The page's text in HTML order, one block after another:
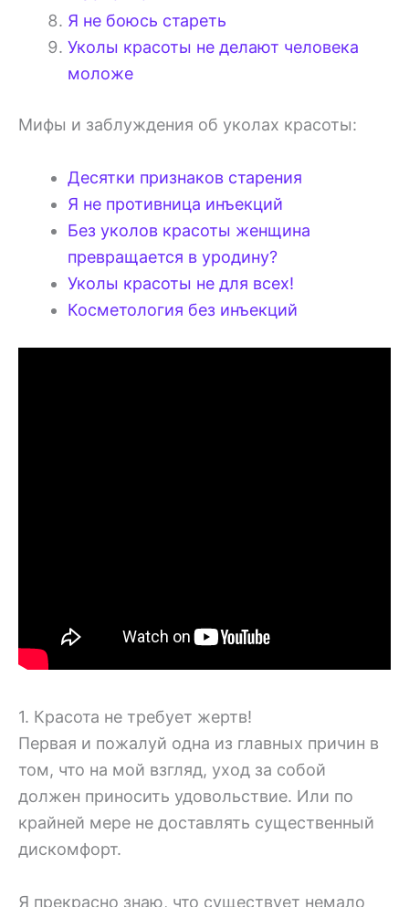
Я не боюсь стареть
Уколы красоты не делают человека
моложе
Мифы и заблуждения об уколах красоты:
Десятки признаков старения
Я не противница инъекций
Без уколов красоты женщина
превращается в уродину?
Уколы красоты не для всех!
Косметология без инъекций
1. Красота не требует жертв!
Первая и пожалуй одна из главных причин в
том, что на мой взгляд, уход за собой
должен приносить удовольствие. Или по
крайней мере не доставлять существенный
дискомфорт.
Я прекрасно знаю, что существует немало